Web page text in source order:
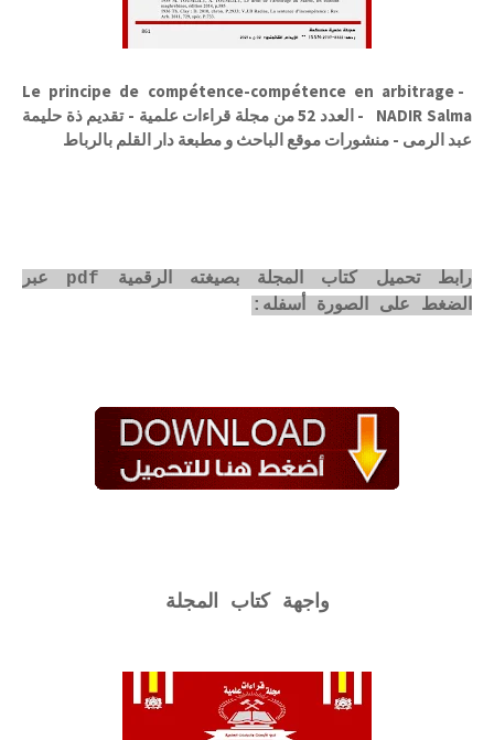
Le principe de compétence-compétence en arbitrage -
NADIR Salma - العدد 52 من مجلة قراءات علمية - تقديم ذة حليمة
عبد الرمى - منشورات موقع الباحث و مطبعة دار القلم بالرباط
رابط تحميل كتاب المجلة بصيغته الرقمية pdf عبر
الضغط على الصورة أسفله:
واجهة كتاب المجلة